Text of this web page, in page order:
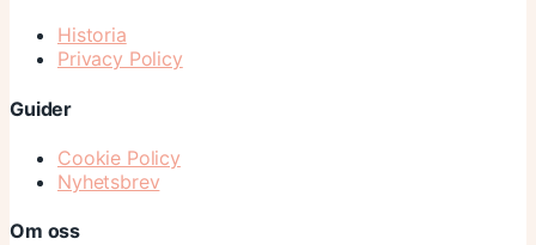
Historia
Privacy Policy
Guider
Cookie Policy
Nyhetsbrev
Om oss